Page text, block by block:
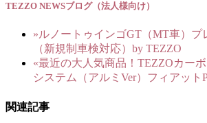
TEZZO NEWSブログ（法人様向け）
»ルノートゥインゴGT（MT車）プ
（新規制車検対応）by TEZZO
«最近の大人気商品！TEZZOカー
システム（アルミVer）フィアット
関連記事